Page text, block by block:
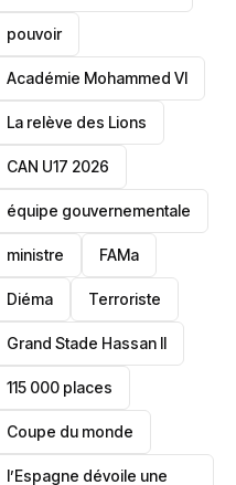
pouvoir
Académie Mohammed VI
La relève des Lions
CAN U17 2026
équipe gouvernementale
ministre FAMa
Diéma Terroriste
Grand Stade Hassan II
115 000 places
‎Coupe du monde
l’Espagne dévoile une